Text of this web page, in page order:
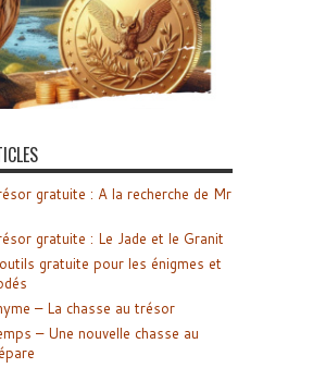
gratuite : A la recherche de Mr
gratuite : Le Jade et le Granit
gratuite pour les énigmes et
– La chasse au trésor
– Une nouvelle chasse au